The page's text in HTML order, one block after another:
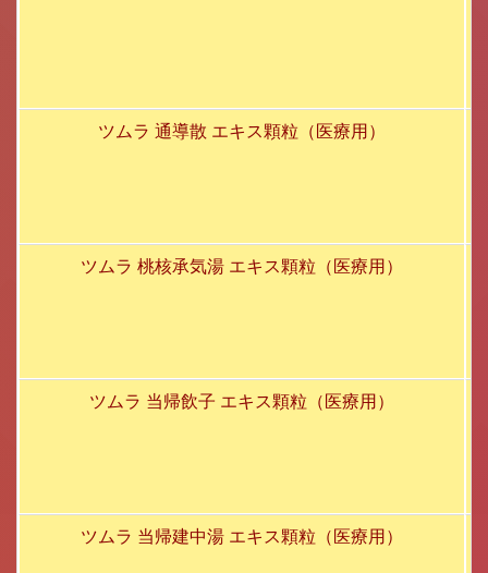
ツムラ 通導散 エキス顆粒（医療用）
ツムラ 桃核承気湯 エキス顆粒（医療用）
ツムラ 当帰飲子 エキス顆粒（医療用）
ツムラ 当帰建中湯 エキス顆粒（医療用）